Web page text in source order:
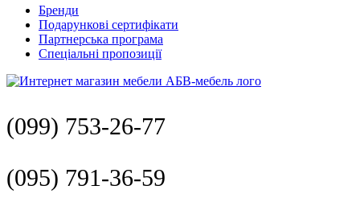
Бренди
Подарункові сертифікати
Партнерська програма
Спеціальні пропозиції
(099) 753-26-77
(095) 791-36-59